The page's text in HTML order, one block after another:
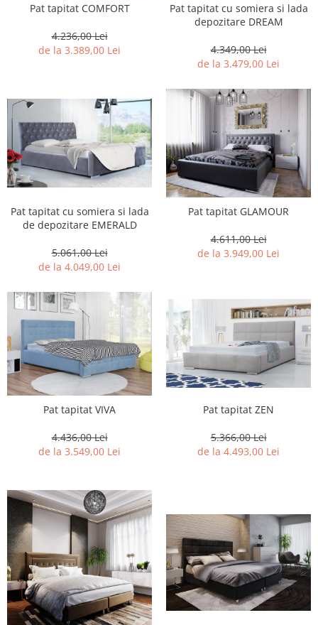
Pat tapitat COMFORT
4.236,00 Lei
de la 3.389,00 Lei
Pat tapitat cu somiera si lada
depozitare DREAM
4.349,00 Lei
de la 3.479,00 Lei
Pat tapitat cu somiera si lada
de depozitare EMERALD
5.061,00 Lei
de la 4.049,00 Lei
Pat tapitat GLAMOUR
4.611,00 Lei
de la 3.949,00 Lei
Pat tapitat VIVA
4.436,00 Lei
de la 3.549,00 Lei
Pat tapitat ZEN
5.366,00 Lei
de la 4.493,00 Lei